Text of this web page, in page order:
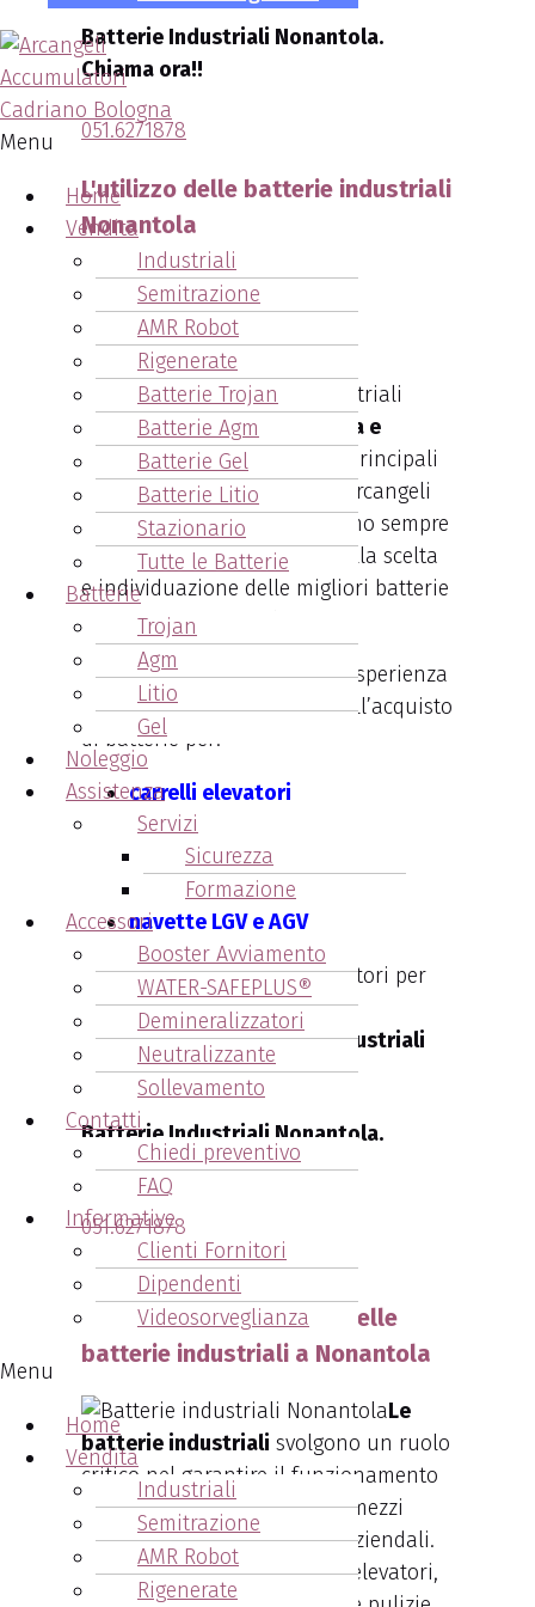
Menu
Home
Vendita
Industriali
Semitrazione
AMR Robot
Rigenerate
Batterie Trojan
Batterie Agm
Batterie Gel
Batterie Litio
Stazionario
Tutte le Batterie
Batterie
Trojan
Agm
Litio
Gel
Noleggio
Assistenza
Servizi
Sicurezza
Formazione
Accessori
Booster Avviamento
WATER-SAFEPLUS®
Demineralizzatori
Neutralizzante
Sollevamento
Contatti
Chiedi preventivo
FAQ
Informative
Clienti Fornitori
Dipendenti
Videosorveglianza
Menu
Home
Vendita
Industriali
Semitrazione
AMR Robot
Rigenerate
Batterie Industriali Nonantola.
Chiama ora!!
051.6271878
L'utilizzo delle batterie industriali
Nonantola
Tutte le nostre batterie industriali
sono sempre diottima marca e
qualità. Questa è una delle principali
caratteristiche dell’azienda Arcangeli
Accumulatori. Inoltre forniamo sempre
consulenza ed assistenza nella scelta
e individuazione delle migliori batterie
per i vostri mezzi di lavoro.
Pertanto affidati alla lunga esperienza
di Arcangeli Accumulatori nell’acquisto
di batterie per:
carrelli elevatori
transpallet
pulizie industriali
piattaforme aeree
navette LGV e AGV
Contatta Arcangeli Accumulatori per
informazioni sulla vendita e
distribuzione dibatterie industriali
Nonantola.
Batterie Industriali Nonantola.
Chiama ora!!
051.6271878
Contattaci
Arcangeli: l'importanza delle
batterie industriali a Nonantola
Le
batterie industriali svolgono un ruolo
critico nel garantire il funzionamento
regolare e senza intoppi dei mezzi
adibiti alle normali attività aziendali.
Citiamo ad esempio: carrelli elevatori,